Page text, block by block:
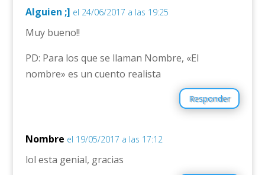
Alguien ;] el 24/06/2017 a las 19:25
Muy bueno!!
PD: Para los que se llaman Nombre, «El
nombre» es un cuento realista
Responder
Nombre el 19/05/2017 a las 17:12
lol esta genial, gracias